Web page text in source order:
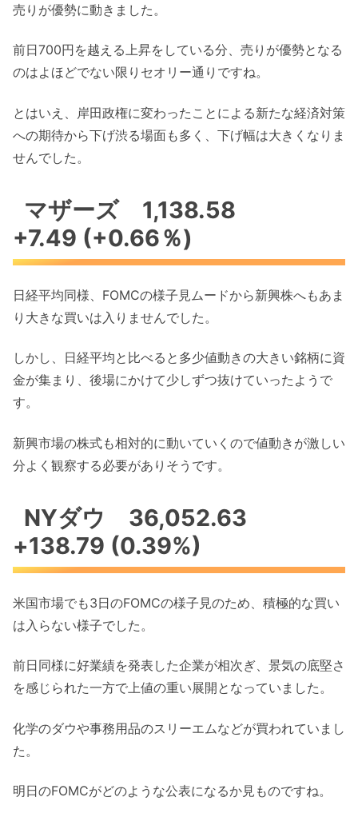
売りが優勢に動きました。
前日700円を越える上昇をしている分、売りが優勢となる
のはよほどでない限りセオリー通りですね。
とはいえ、岸田政権に変わったことによる新たな経済対策
への期待から下げ渋る場面も多く、下げ幅は大きくなりま
せんでした。
マザーズ 1,138.58
+7.49 (+0.66％)
日経平均同様、FOMCの様子見ムードから新興株へもあま
り大きな買いは入りませんでした。
しかし、日経平均と比べると多少値動きの大きい銘柄に資
金が集まり、後場にかけて少しずつ抜けていったようで
す。
新興市場の株式も相対的に動いていくので値動きが激しい
分よく観察する必要がありそうです。
NYダウ 36,052.63
+138.79 (0.39%)
米国市場でも3日のFOMCの様子見のため、積極的な買い
は入らない様子でした。
前日同様に好業績を発表した企業が相次ぎ、景気の底堅さ
を感じられた一方で上値の重い展開となっていました。
化学のダウや事務用品のスリーエムなどが買われていまし
た。
明日のFOMCがどのような公表になるか見ものですね。